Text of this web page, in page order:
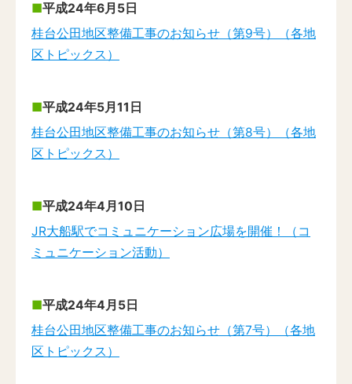
平成24年6月5日
桂台公田地区整備工事のお知らせ（第9号）（各地
区トピックス）
平成24年5月11日
桂台公田地区整備工事のお知らせ（第8号）（各地
区トピックス）
平成24年4月10日
JR大船駅でコミュニケーション広場を開催！（コ
ミュニケーション活動）
平成24年4月5日
桂台公田地区整備工事のお知らせ（第7号）（各地
区トピックス）